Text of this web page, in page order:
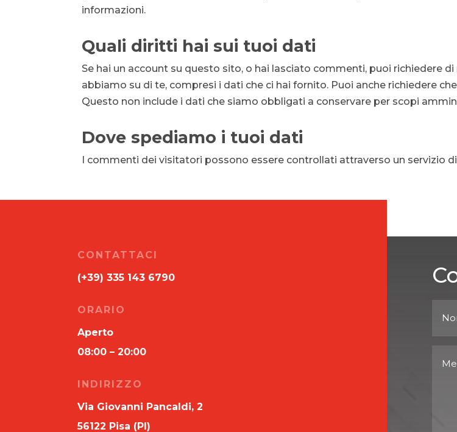
informazioni.
Quali diritti hai sui tuoi dati
Se hai un account su questo sito, o hai lasciato commenti, puoi richiedere
abbiamo su di te, compresi i dati che ci hai fornito. Puoi anche richiedere
Questo non include i dati che siamo obbligati a conservare per scopi
Dove spediamo i tuoi dati
I commenti dei visitatori possono essere controllati attraverso un servizio
CONTATTACI
(+39) 335 143 6790
ORARIO
Aperto
08:00 – 20:00
INDIRIZZO
Via Giovanni Pancaldi, 2
56122 Pisa (PI)